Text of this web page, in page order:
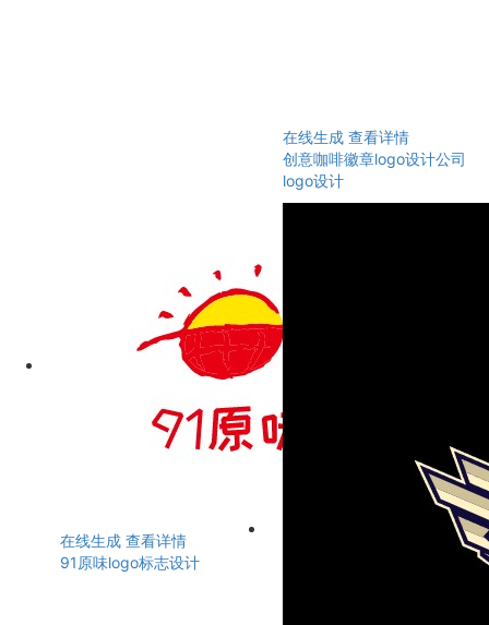
在线生成 查看详情
创意咖啡徽章logo设计公司
logo设计
在线生成 查看详情
91原味logo标志设计